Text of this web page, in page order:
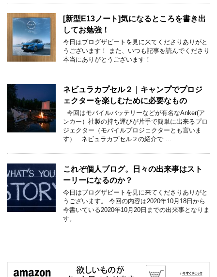
[新型E13ノート]気になるところを書き出
してお勉強！
今日はブログザビートを見に来てくださりありがと
うございます！ また、いつも記事を読んでくださり
本当にありがとうございます！
ネビュラカプセル２｜キャンプでプロジ
ェクターを楽しむために必要なもの
今回はモバイルバッテリーなどが有名なAnker(ア
ンカー）社製の持ち運びが片手で簡単に出来るプロ
ジェクター（モバイルプロジェクターとも言いま
す） ネビュラカプセル２の紹介で …
これぞ個人ブログ。日々の出来事はスト
ーリーになるのか？
今日はブログザビートを見に来てくださりありがと
うございます。 今回の内容は2020年10月18日から
今書いている2020年10月20日までの出来事となりま
す。